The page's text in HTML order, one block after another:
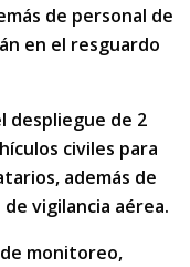
de personal de
en el resguardo
despliegue de 2
civiles para
además de
vigilancia aérea.
monitoreo,